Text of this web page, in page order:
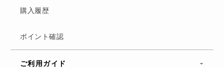
購入履歴
ポイント確認
ご利用ガイド